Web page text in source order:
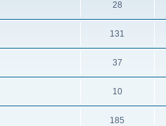
28
131
37
10
185